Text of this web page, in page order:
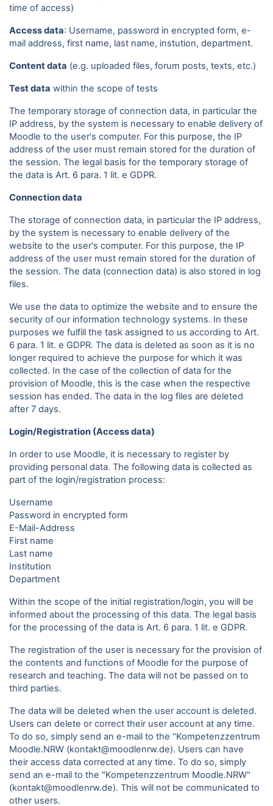
time of access)
Access data: Username, password in encrypted form, e-
mail address, first name, last name, instution, department.
Content data (e.g. uploaded files, forum posts, texts, etc.)
Test data within the scope of tests
The temporary storage of connection data, in particular the
IP address, by the system is necessary to enable delivery of
Moodle to the user's computer. For this purpose, the IP
address of the user must remain stored for the duration of
the session. The legal basis for the temporary storage of
the data is Art. 6 para. 1 lit. e GDPR.
Connection data
The storage of connection data, in particular the IP address,
by the system is necessary to enable delivery of the
website to the user's computer. For this purpose, the IP
address of the user must remain stored for the duration of
the session. The data (connection data) is also stored in log
files.
We use the data to optimize the website and to ensure the
security of our information technology systems. In these
purposes we fulfill the task assigned to us according to Art.
6 para. 1 lit. e GDPR. The data is deleted as soon as it is no
longer required to achieve the purpose for which it was
collected. In the case of the collection of data for the
provision of Moodle, this is the case when the respective
session has ended. The data in the log files are deleted
after 7 days.
Login/Registration (Access data)
In order to use Moodle, it is necessary to register by
providing personal data. The following data is collected as
part of the login/registration process:
Username
Password in encrypted form
E-Mail-Address
First name
Last name
Institution
Department
Within the scope of the initial registration/login, you will be
informed about the processing of this data. The legal basis
for the processing of the data is Art. 6 para. 1 lit. e GDPR.
The registration of the user is necessary for the provision of
the contents and functions of Moodle for the purpose of
research and teaching. The data will not be passed on to
third parties.
The data will be deleted when the user account is deleted.
Users can delete or correct their user account at any time.
To do so, simply send an e-mail to the "Kompetenzzentrum
Moodle.NRW (kontakt@moodlenrw.de). Users can have
their access data corrected at any time. To do so, simply
send an e-mail to the "Kompetenzzentrum Moodle.NRW"
(kontakt@moodlenrw.de). This will not be communicated to
other users.